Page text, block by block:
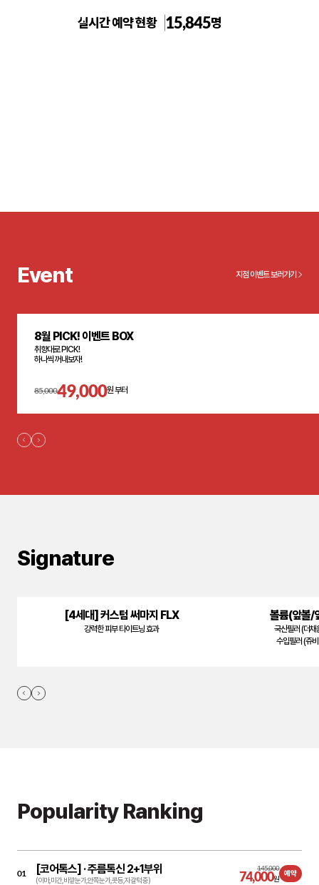
실시간 예약 현황 15,845명
Event 지점 이벤트 보러가기
8월 PICK! 이벤트 BOX
취향대로 PICK!
하나씩 꺼내보자!
85,00049,000원 부터
Signature
[4세대] 커스텀 써마지 FLX
강력한 피부 타이트닝 효과
볼륨(앞볼/
국산필러 (더
수입필러 (쥬
Popularity Ranking
01 [코어톡스] ·주름톡신 2+1부위
(이마,미간,바깥눈가,안쪽눈가,콧등,자갈턱 중)
145,000
74,000원
예약